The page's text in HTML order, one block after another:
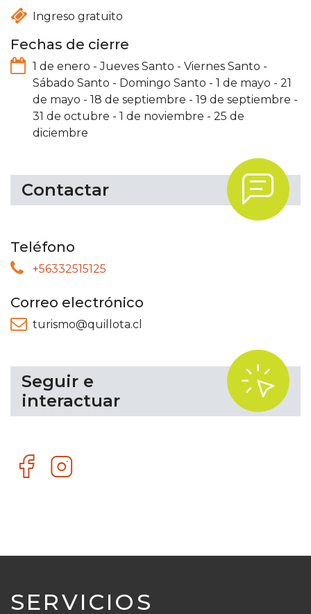
Ingreso gratuito
Fechas de cierre
1 de enero -Jueves Santo - Viernes Santo -
Sábado Santo - Domingo Santo - 1 de mayo - 21
de mayo - 18 de septiembre - 19 de septiembre -
31 de octubre - 1 de noviembre - 25 de
diciembre
Contactar .
Teléfono
+56332515125
Correo electrónico
turismo@quillota.cl
Seguir e
interactuar
.
SERVICIOS